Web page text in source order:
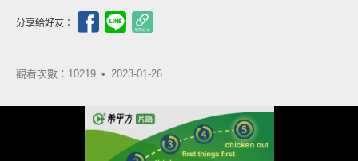
分享給好友：
觀看次數：10219 • 2023-01-26